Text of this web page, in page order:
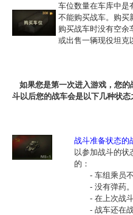
车位数量在车库中是
不能购买战车。购买
购买战车时没有空余
或出售一辆现役坦克
如果您是第一次进入游戏，您的
斗以后您的战车会是以下几种状态
战斗准备状态的
以参加战斗的状
的：
- 车组乘员不
- 没有弹药。
- 在上次战斗
- 战车还在战